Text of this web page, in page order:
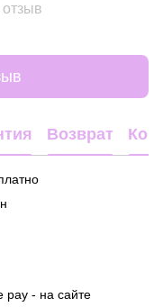
Возврат
pay - на сайте